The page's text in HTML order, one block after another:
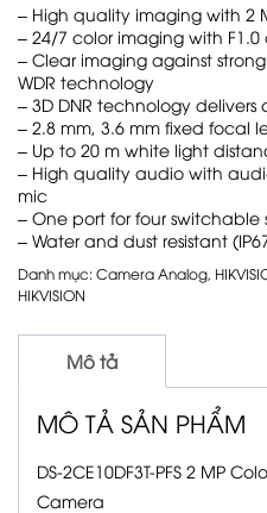
– High quality imaging with 2
– 24/7 color imaging with
– Clear imaging against
WDR technology
– 3D DNR technology
– 2.8 mm, 3.6 mm fixed focal
– Up to 20 m white light
– High quality audio with
mic
– One port for four switchable
– Water and dust resistant
Danh mục:Camera Analog,
HIKVISION
Mô tả
MÔ TẢ SẢN PHẨM
DS-2CE10DF3T-PFS 2 MP
Camera